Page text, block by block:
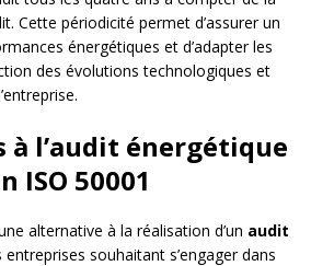
Cette périodicité permet d’assurer un
énergétiques et d’adapter les
des évolutions technologiques et
l’audit énergétique
ISO 50001
alternative à la réalisation d’un audit
entreprises souhaitant s’engager dans